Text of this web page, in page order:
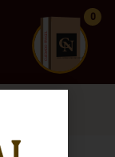
www.cachacarianacional.com.br
CUIDADO FRÁGIL
0